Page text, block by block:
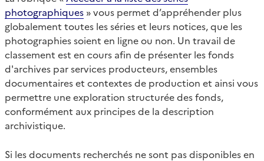
photographiques » vous permet d’appréhender plus
globalement toutes les séries et leurs notices, que les
photographies soient en ligne ou non. Un travail de
classement est en cours afin de présenter les fonds
d'archives par services producteurs, ensembles
documentaires et contextes de production et ainsi vous
permettre une exploration structurée des fonds,
conformément aux principes de la description
archivistique.
Si les documents recherchés ne sont pas disponibles en